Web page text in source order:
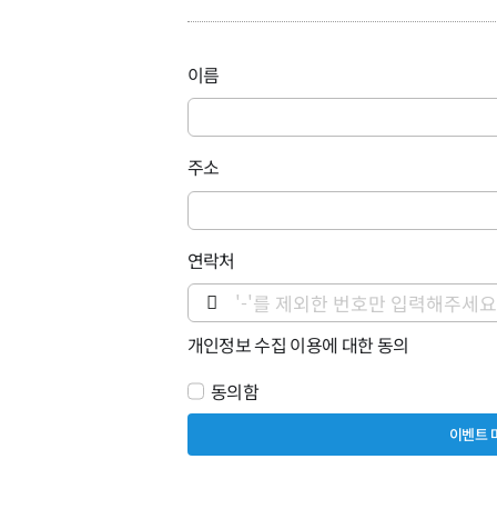
이름
주소
연락처
개인정보 수집 이용에 대한 동의
동의함
이벤트